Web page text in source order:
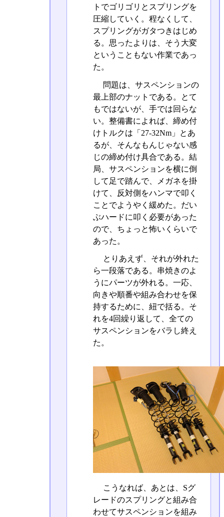
トでゴリゴリとスプリングを
圧縮していく。程なくして、
スプリングがガタつきはじめ
る。思ったよりは、そう大変
ということもない作業であっ
た。
問題は、サスペンションの
最上部のナットである。とて
もではないが、手では回らな
い。整備書によれば、締め付
けトルクは「27-32Nm」とあ
るが、そんなもんじゃない感
じの締め付け具合である。結
局、サスペンションを横に倒
して足で踏んで、メガネを掛
けて、反対側をハンマで叩く
ことでようやく緩めた。だい
ぶハードに叩く必要があった
ので、ちょっと怖いくらいで
あった。
とりあえず、それが外れた
ら一段落である。串焼きのよ
うにパーツが外れる。一応、
向きや順番や組み合わせを保
持するために、紐で括る。そ
れを4回繰り返して、全ての
サスペンションをバラし終え
た。
こうなれば、あとは、Sグ
レードのスプリングと組み合
わせてサスペンションを組み